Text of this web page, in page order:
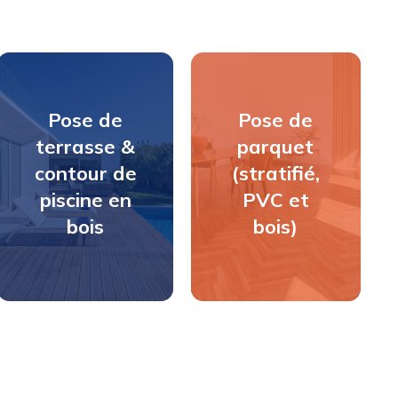
Pose de
terrasse &
contour de
piscine en
bois
Pose de
parquet
(stratifié,
PVC et
bois)
parquet
(stratifié,
PVC et
bois)